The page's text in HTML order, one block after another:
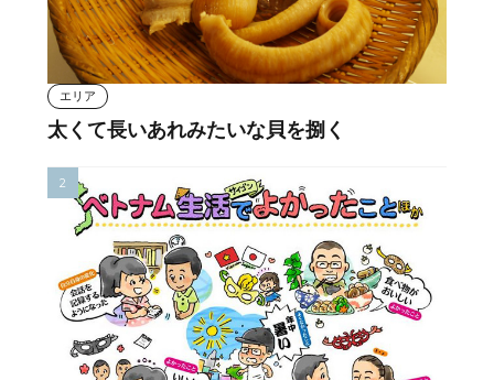
エリア
太くて長いあれみたいな貝を捌く